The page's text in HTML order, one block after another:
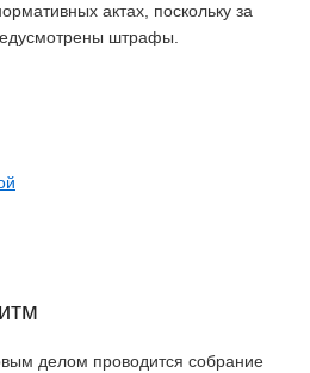
актах, поскольку за
штрафы.
делом проводится собрание